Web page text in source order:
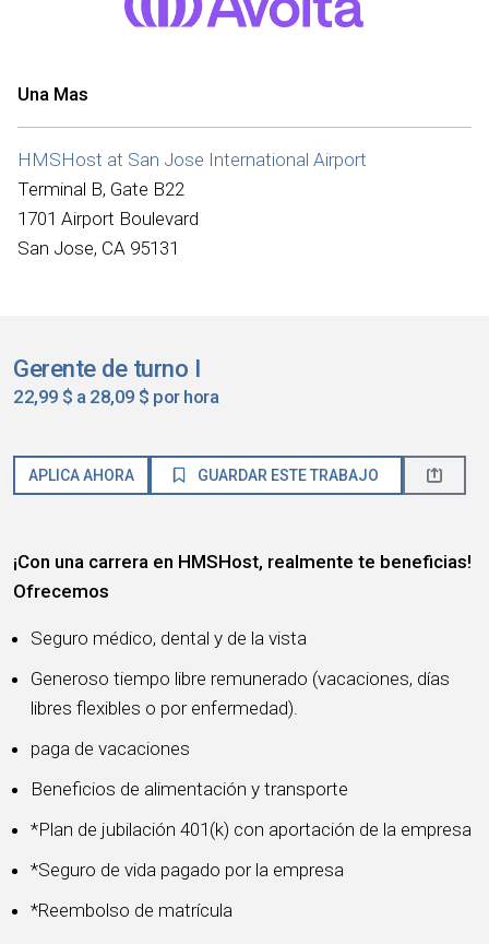
Una Mas
HMSHost at San Jose International Airport
Terminal B, Gate B22
1701 Airport Boulevard
San Jose, CA 95131
Gerente de turno I
22,99 $ a 28,09 $ por hora
APLICA AHORA GUARDAR ESTE TRABAJO
¡Con una carrera en HMSHost, realmente te beneficias!
Ofrecemos
Seguro médico, dental y de la vista
Generoso tiempo libre remunerado (vacaciones, días
libres flexibles o por enfermedad).
paga de vacaciones
Beneficios de alimentación y transporte
*Plan de jubilación 401(k) con aportación de la empresa
*Seguro de vida pagado por la empresa
*Reembolso de matrícula